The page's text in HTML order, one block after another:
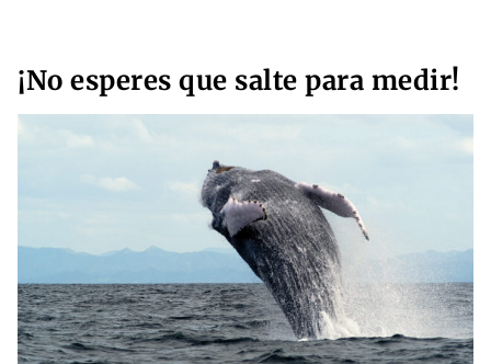
¡No esperes que salte para medir!